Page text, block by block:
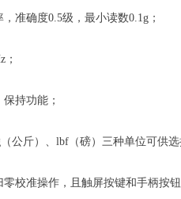
， 准确度0.5级，最小读数0.1g ；
；
保持功能 ；
公斤）、lbf（磅）三种单位可供选
零校准操作 ，且触屏按键和手柄按